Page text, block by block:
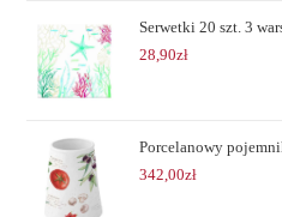
Serwetki 20 szt. 3
28,90zł
Porcelanowy
342,00zł